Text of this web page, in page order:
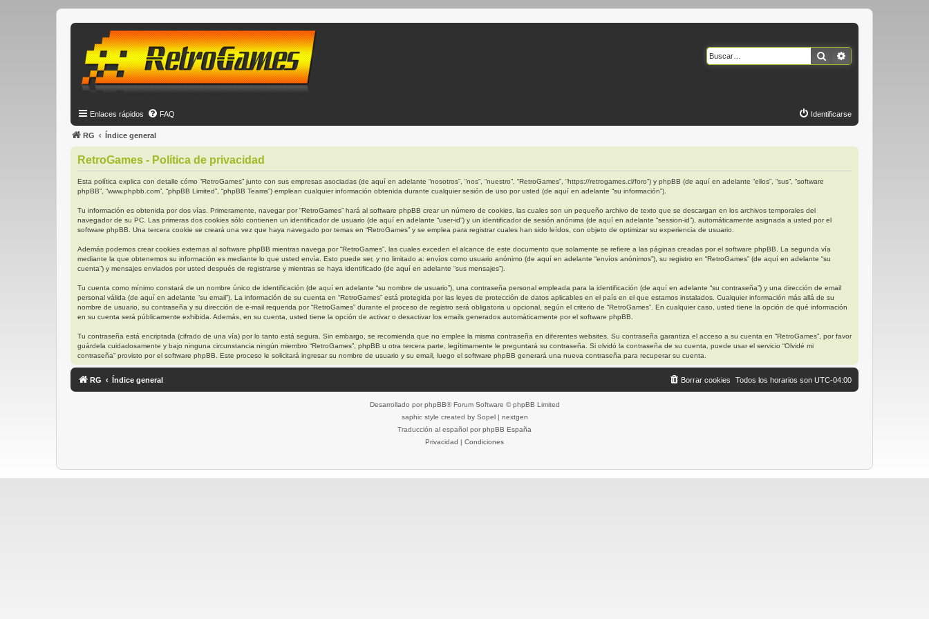
Buscar
Enlaces rápidos FAQ Identificarse
RG Índice general
RetroGames - Política de privacidad
Esta política explica con detalle cómo “RetroGames” junto con sus empresas asociadas (de aquí en adelante “nosotros”, “nos”, “nuestro”, “RetroGames”, “https://retrogames.cl/foro”) y phpBB (de aquí en adelante “ellos”, “sus”, “software
phpBB”, “www.phpbb.com”, “phpBB Limited”, “phpBB Teams”) emplean cualquier información obtenida durante cualquier sesión de uso por usted (de aquí en adelante “su información”).
Tu información es obtenida por dos vías. Primeramente, navegar por “RetroGames” hará al software phpBB crear un número de cookies, las cuales son un pequeño archivo de texto que se descargan en los archivos temporales del
navegador de su PC. Las primeras dos cookies sólo contienen un identificador de usuario (de aquí en adelante “user-id”) y un identificador de sesión anónima (de aquí en adelante “session-id”), automáticamente asignada a usted por el
software phpBB. Una tercera cookie se creará una vez que haya navegado por temas en “RetroGames” y se emplea para registrar cuales han sido leídos, con objeto de optimizar su experiencia de usuario.
Además podemos crear cookies externas al software phpBB mientras navega por “RetroGames”, las cuales exceden el alcance de este documento que solamente se refiere a las páginas creadas por el software phpBB. La segunda vía
mediante la que obtenemos su información es mediante lo que usted envía. Esto puede ser, y no limitado a: envíos como usuario anónimo (de aquí en adelante “envíos anónimos”), su registro en “RetroGames” (de aquí en adelante “su
cuenta”) y mensajes enviados por usted después de registrarse y mientras se haya identificado (de aquí en adelante “sus mensajes”).
Tu cuenta como mínimo constará de un nombre único de identificación (de aquí en adelante “su nombre de usuario”), una contraseña personal empleada para la identificación (de aquí en adelante “su contraseña”) y una dirección de email
personal válida (de aquí en adelante “su email”). La información de su cuenta en “RetroGames” está protegida por las leyes de protección de datos aplicables en el país en el que estamos instalados. Cualquier información más allá de su
nombre de usuario, su contraseña y su dirección de e-mail requerida por “RetroGames” durante el proceso de registro será obligatoria u opcional, según el criterio de “RetroGames”. En cualquier caso, usted tiene la opción de qué información
en su cuenta será públicamente exhibida. Además, en su cuenta, usted tiene la opción de activar o desactivar los emails generados automáticamente por el software phpBB.
Tu contraseña está encriptada (cifrado de una vía) por lo tanto está segura. Sin embargo, se recomienda que no emplee la misma contraseña en diferentes websites. Su contraseña garantiza el acceso a su cuenta en “RetroGames”, por favor
guárdela cuidadosamente y bajo ninguna circunstancia ningún miembro “RetroGames”, phpBB u otra tercera parte, legítimamente le preguntará su contraseña. Si olvidó la contraseña de su cuenta, puede usar el servicio “Olvidé mi
contraseña” provisto por el software phpBB. Este proceso le solicitará ingresar su nombre de usuario y su email, luego el software phpBB generará una nueva contraseña para recuperar su cuenta.
RG Índice general Todos los horarios son UTC-04:00
Borrar cookies
Desarrollado por phpBB® Forum Software © phpBB Limited
saphic style created by Sopel| nextgen
Traducción al español por phpBB España
Privacidad | Condiciones